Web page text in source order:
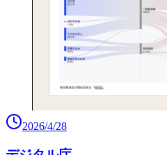
2026/4/28